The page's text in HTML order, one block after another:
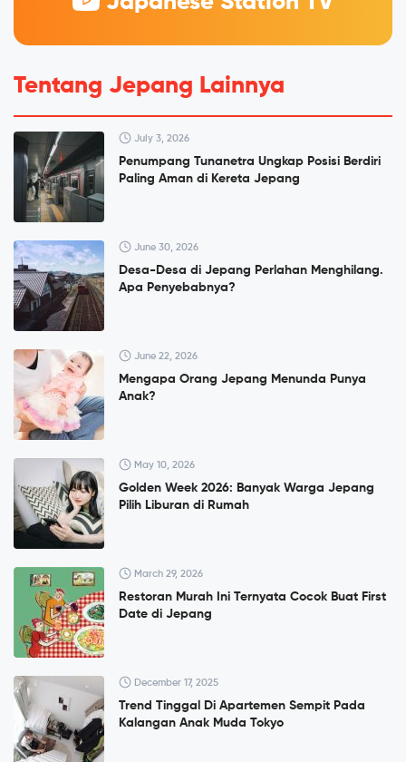
Tentang Jepang Lainnya
July 3, 2026
Penumpang Tunanetra Ungkap Posisi Berdiri
Paling Aman di Kereta Jepang
June 30, 2026
Desa-Desa di Jepang Perlahan Menghilang.
Apa Penyebabnya?
June 22, 2026
Mengapa Orang Jepang Menunda Punya
Anak?
May 10, 2026
Golden Week 2026: Banyak Warga Jepang
Pilih Liburan di Rumah
March 29, 2026
Restoran Murah Ini Ternyata Cocok Buat First
Date di Jepang
December 17, 2025
Trend Tinggal Di Apartemen Sempit Pada
Kalangan Anak Muda Tokyo